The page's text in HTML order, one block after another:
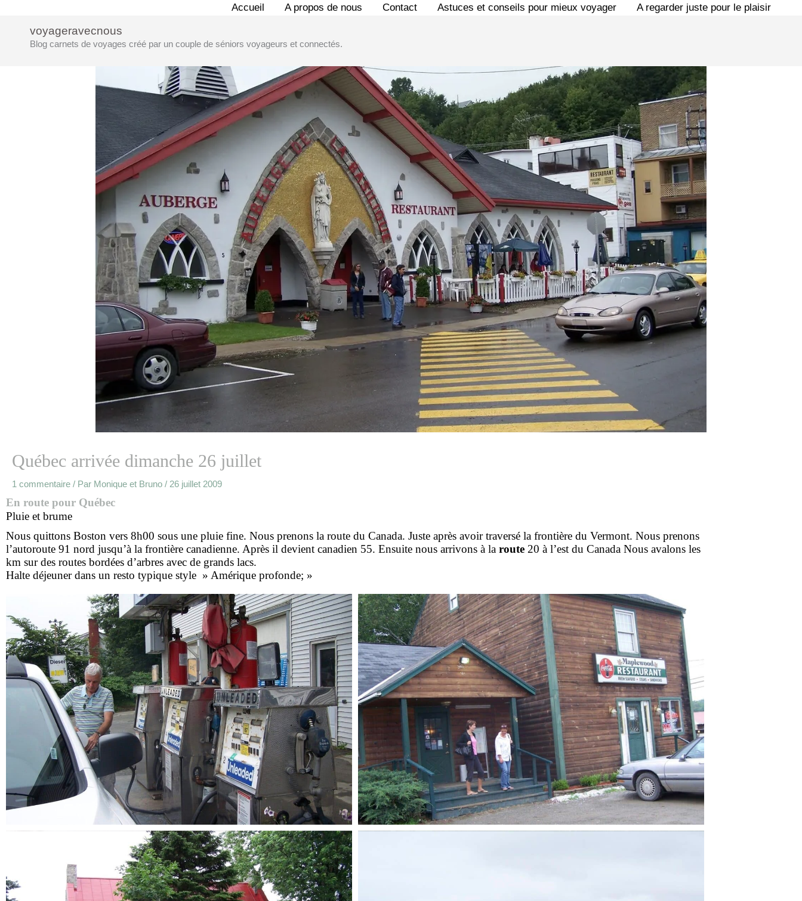
contenu
Accueil A propos de nous Contact Astuces et conseils pour mieux voyager A regarder juste pour le plaisir
voyageravecnous
Blog carnets de voyages créé par un couple de séniors voyageurs et connectés.
Québec arrivée dimanche 26 juillet
1 commentaire / Par Monique et Bruno / 26 juillet 2009
En route pour Québec
Pluie et brume
Nous quittons Boston vers 8h00 sous une pluie fine. Nous prenons la route du Canada. Juste après avoir traversé la frontière du Vermont. Nous prenons
l’autoroute 91 nord jusqu’à la frontière canadienne. Après il devient canadien 55. Ensuite nous arrivons à la route 20 à l’est du Canada Nous avalons les
km sur des routes bordées d’arbres avec de grands lacs.
Halte déjeuner dans un resto typique style » Amérique profonde; »